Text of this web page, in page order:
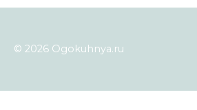
© 2026 Ogokuhnya.ru